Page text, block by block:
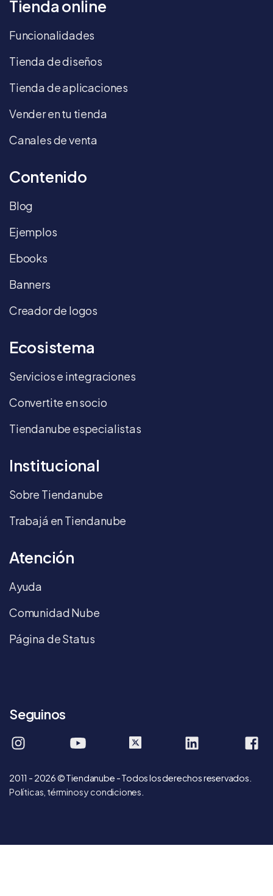
Tienda online
Funcionalidades
Tienda de diseños
Tienda de aplicaciones
Vender en tu tienda
Canales de venta
Contenido
Blog
Ejemplos
Ebooks
Banners
Creador de logos
Ecosistema
Servicios e integraciones
Convertite en socio
Tiendanube especialistas
Institucional
Sobre Tiendanube
Trabajá en Tiendanube
Atención
Ayuda
Comunidad Nube
Página de Status
Seguinos
tiendanube tiendanube company/
2011 - 2026 © Tiendanube - Todos los derechos reservados.
Políticas, términos y condiciones